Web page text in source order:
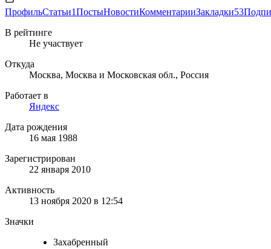
ПрофильСтатьи1ПостыНовостиКомментарииЗакладки53
В рейтинге
Не участвует
Откуда
Москва, Москва и Московская обл., Россия
Работает в
Яндекс
Дата рождения
16 мая 1988
Зарегистрирован
22 января 2010
Активность
13 ноября 2020 в 12:54
Значки
Захабренный